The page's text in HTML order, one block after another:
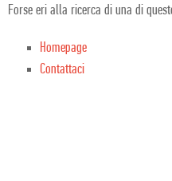
Forse eri alla ricerca di una di
Homepage
Contattaci